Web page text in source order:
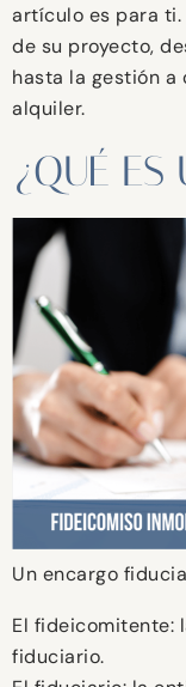
artículo es para ti.
de su proyecto,
hasta la gestión
alquiler.
¿QUÉ ES
Un encargo
El fideicomitente:
fiduciario.